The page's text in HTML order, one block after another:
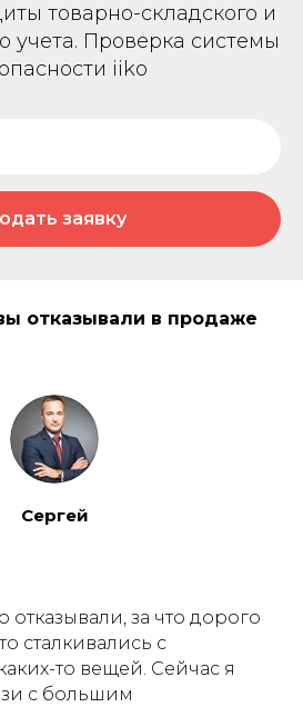
товарно-складского и
учета. Проверка системы
iiko
заявку
отказывали в продаже
Сергей
за что дорого
сталкивались с
то вещей. Сейчас я
с большим